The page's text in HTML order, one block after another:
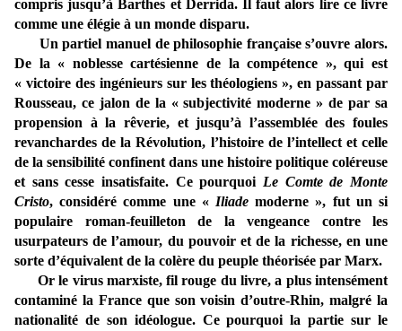
compris jusqu’à Barthes et Derrida. Il faut alors lire ce livre
comme une élégie à un monde disparu.
Un partiel manuel de philosophie française s’ouvre alors.
De la « noblesse cartésienne de la compétence », qui est
« victoire des ingénieurs sur les théologiens », en passant par
Rousseau, ce jalon de la « subjectivité moderne » de par sa
propension à la rêverie, et jusqu’à l’assemblée des foules
revanchardes de la Révolution, l’histoire de l’intellect et celle
de la sensibilité confinent dans une histoire politique coléreuse
et sans cesse insatisfaite. Ce pourquoi Le Comte de Monte
Cristo, considéré comme une « Iliade moderne », fut un si
populaire roman-feuilleton de la vengeance contre les
usurpateurs de l’amour, du pouvoir et de la richesse, en une
sorte d’équivalent de la colère du peuple théorisée par Marx.
Or le virus marxiste, fil rouge du livre, a plus intensément
contaminé la France que son voisin d’outre-Rhin, malgré la
nationalité de son idéologue. Ce pourquoi la partie sur le